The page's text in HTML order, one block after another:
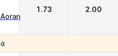
1.73 2.00